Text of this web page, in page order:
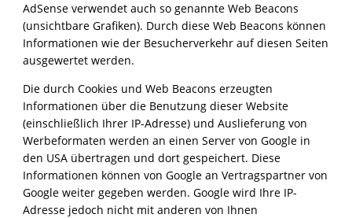
AdSense verwendet auch so genannte Web Beacons
(unsichtbare Grafiken). Durch diese Web Beacons können
Informationen wie der Besucherverkehr auf diesen Seiten
ausgewertet werden.
Die durch Cookies und Web Beacons erzeugten
Informationen über die Benutzung dieser Website
(einschließlich Ihrer IP-Adresse) und Auslieferung von
Werbeformaten werden an einen Server von Google in
den USA übertragen und dort gespeichert. Diese
Informationen können von Google an Vertragspartner von
Google weiter gegeben werden. Google wird Ihre IP-
Adresse jedoch nicht mit anderen von Ihnen